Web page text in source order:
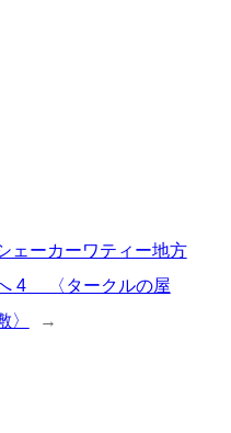
ェーカーワティー地方
4 〈タークルの屋
〉
→